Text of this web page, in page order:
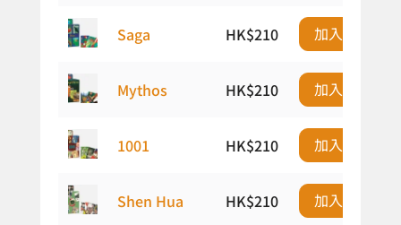
Saga HK$210 加入購物車
Mythos HK$210 加入購物車
1001 HK$210 加入購物車
Shen Hua HK$210 加入購物車